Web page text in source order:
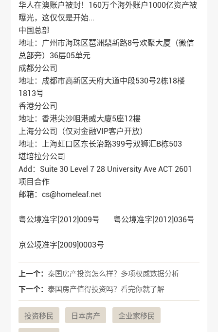
华人在澳账户被封！160万个海外账户1000亿资产被
曝光，这仅仅是开始...
中国总部
地址：广州市海珠区琶洲鼎新路8号欢聚大厦（微信
总部旁）36层05单元
成都分公司
地址：成都市高新区天府大道中段530号2栋18楼
1813号
香港分公司
地址：香港尖沙咀港威大廈5座12樓
上海分公司（仅对金融VIP客户开放）
地址：上海虹口区东长治路399号双狮汇B栋503
堪培拉分公司
Add：Suite 30 Level 7 28 University Ave ACT 2601
项目合作
邮箱：cs@homeleaf.net
粤公境准字[2012]009号 粤公境准字[2012]036号
京公境准字[2009]0003号
上一个： 泰国房产投资怎么样？多项权威数据分析
下一个： 泰国房产值得投资吗？看完你就了解
投资移民 日本房产 企业家移民